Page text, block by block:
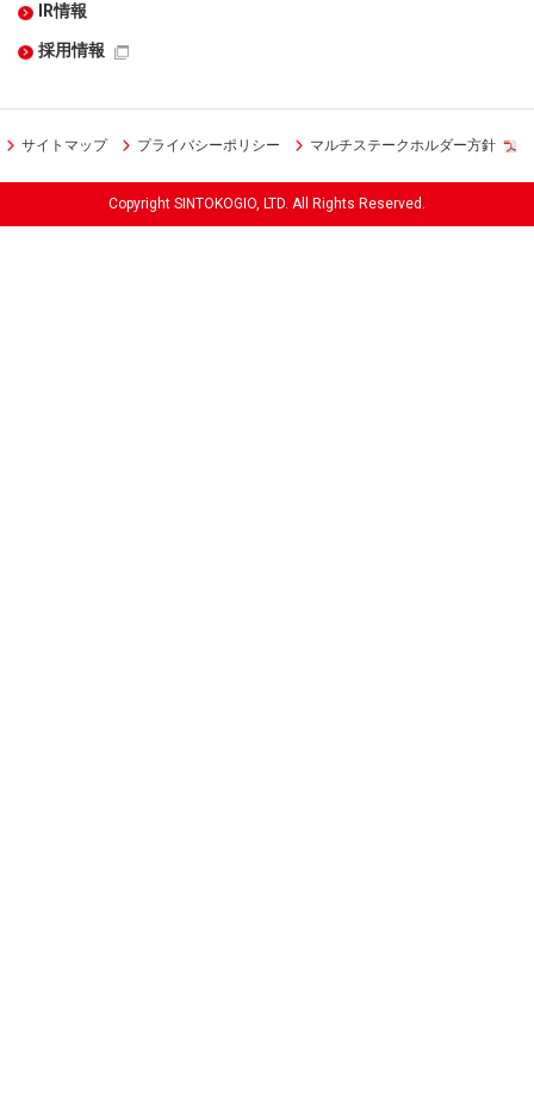
IR情報
採用情報
サイトマップ プライバシーポリシー マルチステークホルダー方針
Copyright SINTOKOGIO, LTD. All Rights Reserved.